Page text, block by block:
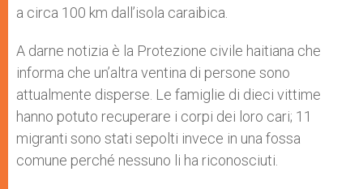
a circa 100 km dall’isola caraibica.
A darne notizia è la Protezione civile haitiana che
informa che un’altra ventina di persone sono
attualmente disperse. Le famiglie di dieci vittime
hanno potuto recuperare i corpi dei loro cari; 11
migranti sono stati sepolti invece in una fossa
comune perché nessuno li ha riconosciuti.